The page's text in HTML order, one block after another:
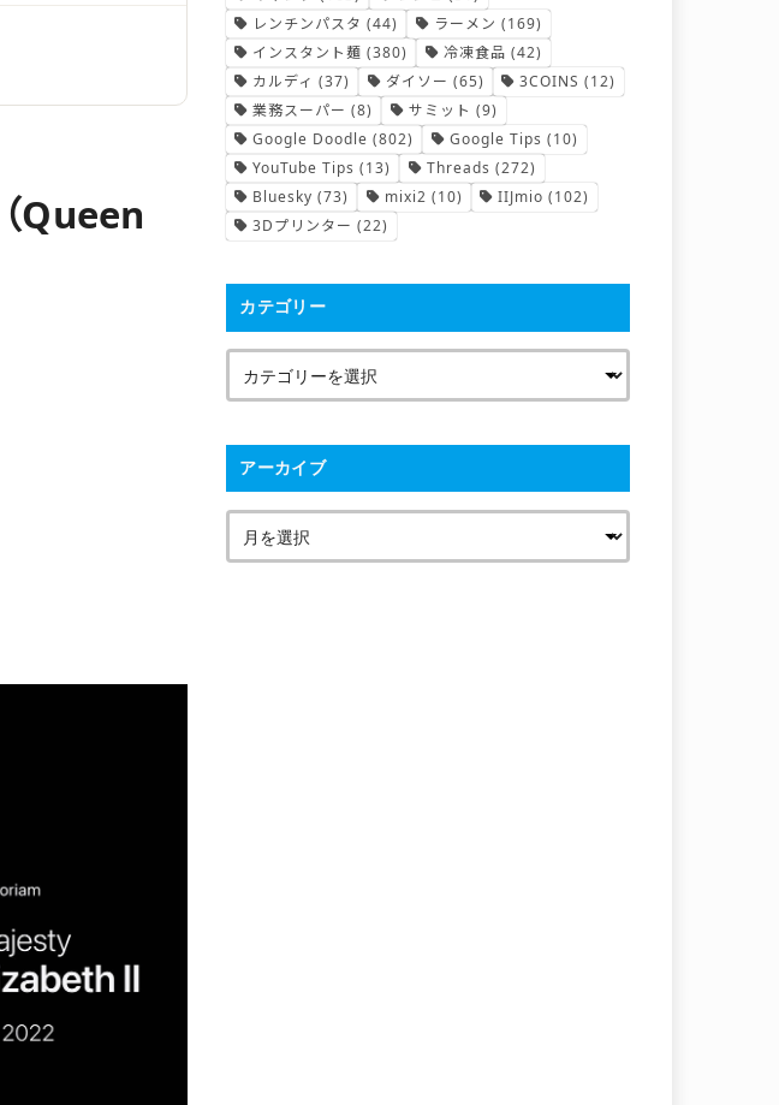
Queen
レンチンパスタ (44) ラーメン (169)
インスタント麺 (380) 冷凍食品 (42)
カルディ (37) ダイソー (65) 3COINS (12)
業務スーパー (8) サミット (9)
Google Doodle (802) Google Tips (10)
YouTube Tips (13) Threads (272)
Bluesky (73) mixi2 (10) IIJmio (102)
3Dプリンター (22)
カテゴリー
アーカイブ